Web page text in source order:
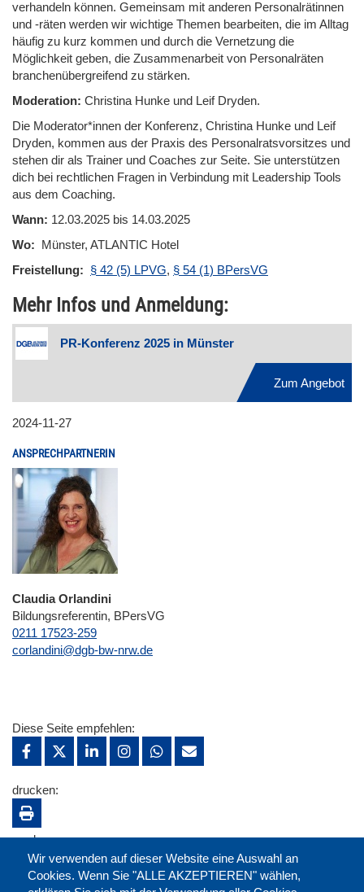
verhandeln können. Gemeinsam mit anderen Personalrätinnen
und -räten werden wir wichtige Themen bearbeiten, die im Alltag
häufig zu kurz kommen und durch die Vernetzung die
Möglichkeit geben, die Zusammenarbeit von Personalräten
branchenübergreifend zu stärken.
Moderation: Christina Hunke und Leif Dryden.
Die Moderator*innen der Konferenz, Christina Hunke und Leif
Dryden, kommen aus der Praxis des Personalratsvorsitzes und
stehen dir als Trainer und Coaches zur Seite. Sie unterstützen
dich bei rechtlichen Fragen in Verbindung mit Leadership Tools
aus dem Coaching.
Wann: 12.03.2025 bis 14.03.2025
Wo: Münster, ATLANTIC Hotel
Freistellung: § 42 (5) LPVG, § 54 (1) BPersVG
Mehr Infos und Anmeldung:
PR-Konferenz 2025 in Münster
Zum Angebot
2024-11-27
Wir verwenden auf dieser Website eine Auswahl an
Cookies. Wenn Sie "ALLE AKZEPTIEREN" wählen,
ANSPRECHPARTNERIN
Claudia Orlandini
Bildungsreferentin, BPersVG
0211 17523-259
E-Mail
corlandini@dgb-bw-nrw.de
Diese Seite empfehlen:
drucken:
merken: